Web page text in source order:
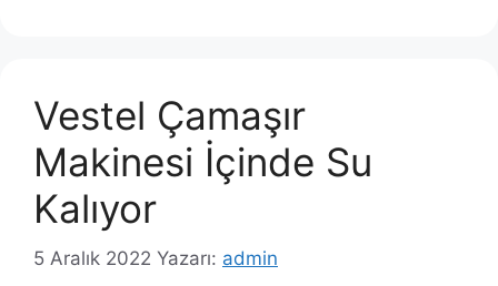
Vestel Çamaşır
Makinesi İçinde Su
Kalıyor
5 Aralık 2022 Yazarı: admin